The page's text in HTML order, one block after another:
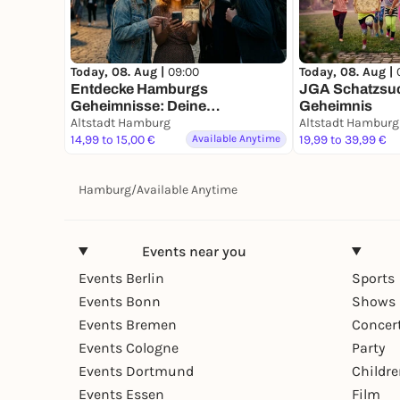
Today, 08. Aug | 09:00
Entdecke Hamburgs
Geheimnisse: Deine
Schatzsuche
Altstadt Hamburg
14,99 to 15,00 €
Available Anytime
Today, 08. Aug |
JGA
Geheimnis
Altstadt Hamburg
19,99 to 39,99 €
Hamburg/Available Anytime
Events near you
Events Berlin
Events Bonn
Events Bremen
Events Cologne
Events Dortmund
Events Essen
Sports
Party
Film